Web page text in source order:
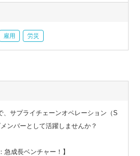
雇用 労災
、サプライチェーンオペレーション（S
ンバーとして活躍しませんか？
急成長ベンチャー！】